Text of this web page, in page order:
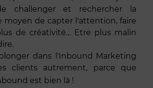
challenger et rechercher la
moyen de capter l'attention, faire
de créativité… Etre plus malin
dans l'Inbound Marketing
clients autrement, parce que
est bien là !